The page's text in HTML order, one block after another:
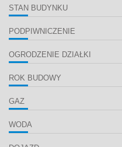
STAN BUDYNKU
PODPIWNICZENIE
OGRODZENIE DZIAŁKI
ROK BUDOWY
GAZ
WODA